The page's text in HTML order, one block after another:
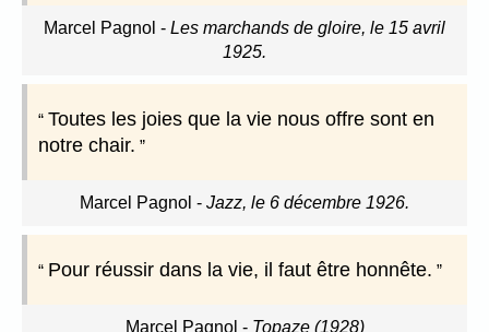
Marcel Pagnol - Les marchands de gloire, le 15 avril
1925.
Toutes les joies que la vie nous offre sont en
notre chair.
Marcel Pagnol - Jazz, le 6 décembre 1926.
Pour réussir dans la vie, il faut être honnête.
Marcel Pagnol - Topaze (1928)